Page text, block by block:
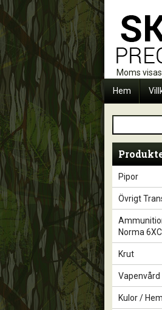
Moms
Hem
Pipor
Övrigt
Norma 6XC
Krut
Vapenvård
Kulor /